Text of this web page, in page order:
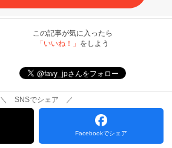
この記事が気に入ったら
「いいね！」 をしよう
＼ SNSでシェア ／
Facebookでシェア